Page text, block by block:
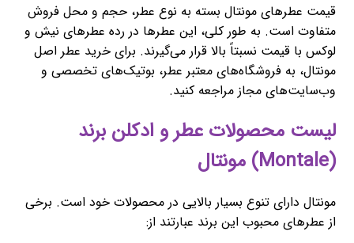
قیمت عطرهای مونتال بسته به نوع عطر، حجم و محل فروش
متفاوت است. به طور کلی، این عطرها در رده عطرهای نیش و
لوکس با قیمت نسبتاً بالا قرار می‌گیرند. برای خرید عطر اصل
مونتال، به فروشگاه‌های معتبر عطر، بوتیک‌های تخصصی و
وب‌سایت‌های مجاز مراجعه کنید.
لیست محصولات عطر و ادکلن برند
(Montale) مونتال
مونتال دارای تنوع بسیار بالایی در محصولات خود است. برخی
از عطرهای محبوب این برند عبارتند از: